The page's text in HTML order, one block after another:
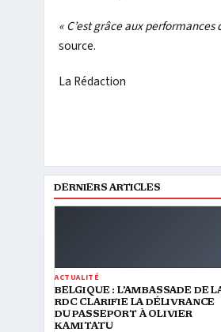
« C’est grâce aux
source.
La Rédaction
DERNIERS ARTICLES
ACTUALITÉ
BELGIQUE : L’AMBASSADE DE
RDC CLARIFIE LA DÉLIVRANCE
DU PASSEPORT À OLIVIER
KAMITATU